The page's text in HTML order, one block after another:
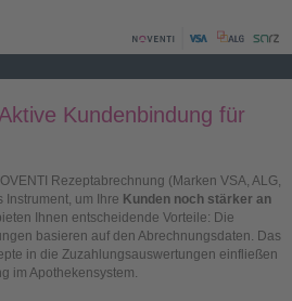
Kundenbindung für
Rezeptabrechnung (Marken VSA, ALG,
um Ihre Kunden noch stärker an
Ihnen entscheidende Vorteile: Die
basieren auf den Abrechnungsdaten. Das
in die Zuzahlungsauswertungen einfließen
im Apothekensystem.